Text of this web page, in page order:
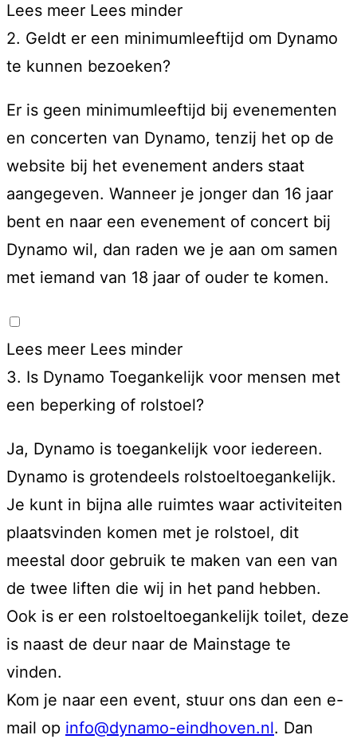
Lees meer Lees minder
2. Geldt er een minimumleeftijd om Dynamo
te kunnen bezoeken?
Er is geen minimumleeftijd bij evenementen
en concerten van Dynamo, tenzij het op de
website bij het evenement anders staat
aangegeven. Wanneer je jonger dan 16 jaar
bent en naar een evenement of concert bij
Dynamo wil, dan raden we je aan om samen
met iemand van 18 jaar of ouder te komen.
Lees meer Lees minder
3. Is Dynamo Toegankelijk voor mensen met
een beperking of rolstoel?
Ja, Dynamo is toegankelijk voor iedereen.
Dynamo is grotendeels rolstoeltoegankelijk.
Je kunt in bijna alle ruimtes waar activiteiten
plaatsvinden komen met je rolstoel, dit
meestal door gebruik te maken van een van
de twee liften die wij in het pand hebben.
Ook is er een rolstoeltoegankelijk toilet, deze
is naast de deur naar de Mainstage te
vinden.
Kom je naar een event, stuur ons dan een e-
mail op info@dynamo-eindhoven.nl. Dan